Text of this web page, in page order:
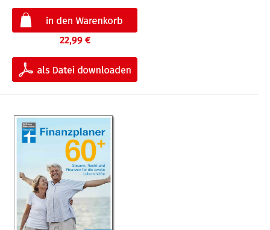
22,99 €